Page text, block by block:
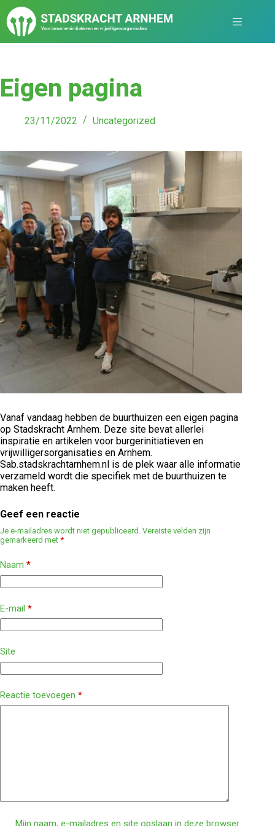
Eigen pagina
23/11/2022 Uncategorized
Vanaf vandaag hebben de buurthuizen een eigen pagina
op Stadskracht Arnhem. Deze site bevat allerlei
inspiratie en artikelen voor burgerinitiatieven en
vrijwilligersorganisaties en Arnhem.
Sab.stadskrachtarnhem.nl is de plek waar alle informatie
verzameld wordt die specifiek met de buurthuizen te
maken heeft.
Geef een reactie
Je e-mailadres wordt niet gepubliceerd. Vereiste velden zijn
gemarkeerd met *
Naam *
E-mail *
Site
Reactie toevoegen *
Mijn naam, e-mailadres en site opslaan in deze browser